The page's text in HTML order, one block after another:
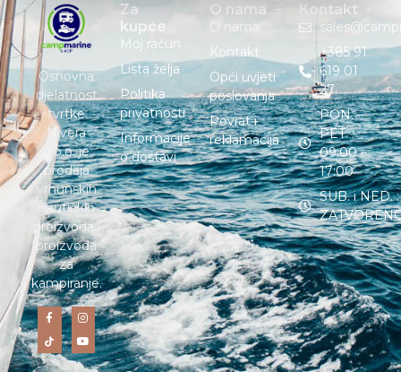
Osnovna
djelatnost
tvrtke
Nivera
d.o.o. je
prodaja
vrhunskih
nautičkih
proizvoda i
proizvoda
za
kampiranje.
Za
kupce
Moj račun
Lista želja
Politika
privatnosti
Informacije
o dostavi
O nama
O nama
Kontakt
Opći uvjeti
poslovanja
Povrat i
reklamacija
Kontakt
+385 91
619 01
27
PON. –
PET. :
09:00 –
17:00
SUB. i NED. :